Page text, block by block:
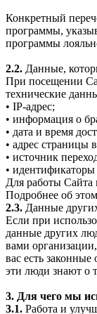
Конкретный
программы,
программы
2.2. Данные,
При посещении
технические
• IP-адрес;
• информация о
• дата и время
• адрес страницы
• источник
•
Для работы Сайта
Подробнее об
2.3. Данные
Если при
данные других
вами
вас есть
эти люди знают о
3. Для чего мы
3.1. Работа и